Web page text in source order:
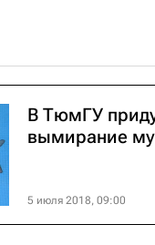
В ТюмГУ
вымирание
5 июля 2018, 09:00